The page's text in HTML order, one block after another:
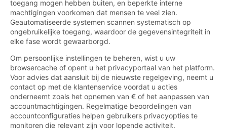
toegang mogen hebben buiten, en beperkte interne
machtigingen voorkomen dat mensen te veel zien.
Geautomatiseerde systemen scannen systematisch op
ongebruikelijke toegang, waardoor de gegevensintegriteit in
elke fase wordt gewaarborgd.
Om persoonlijke instellingen te beheren, wist u uw
browsercache of opent u het privacyportaal van het platform.
Voor advies dat aansluit bij de nieuwste regelgeving, neemt u
contact op met de klantenservice voordat u acties
onderneemt zoals het opnemen van € of het aanpassen van
accountmachtigingen. Regelmatige beoordelingen van
accountconfiguraties helpen gebruikers privacyopties te
monitoren die relevant zijn voor lopende activiteit.